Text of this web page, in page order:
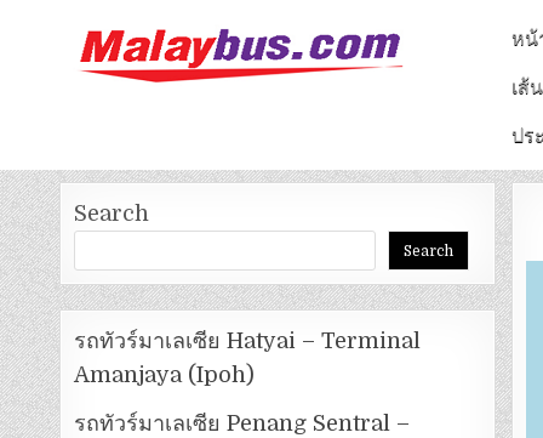
หน้
เส้
ปร
Search
Search
รถทัวร์มาเลเซีย Hatyai – Terminal
Amanjaya (Ipoh)
รถทัวร์มาเลเซีย Penang Sentral –